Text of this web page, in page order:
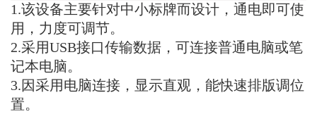
1.该设备主要针对中小标牌而设计，通电即可使
用，力度可调节。
2.采用USB接口传输数据，可连接普通电脑或笔
记本电脑。
3.因采用电脑连接，显示直观，能快速排版调位
置。